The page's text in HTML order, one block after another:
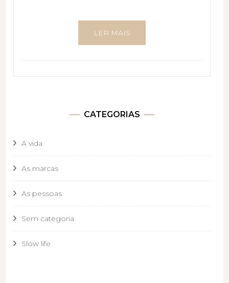
LER MAIS
CATEGORIAS
A vida
As marcas
As pessoas
Sem categoria
Slow life